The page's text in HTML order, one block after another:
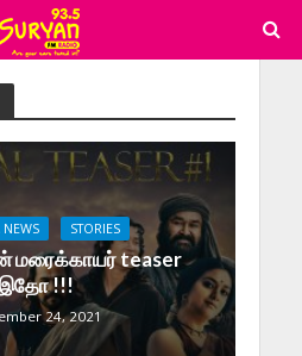
STORIES
மரைக்காயர் teaser
!!!
24, 2021